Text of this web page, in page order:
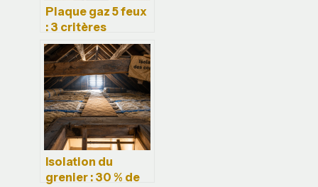
Plaque gaz 5 feux
: 3 critères
techniques pour
un entretien sans
effort
Isolation du
grenier : 30 % de